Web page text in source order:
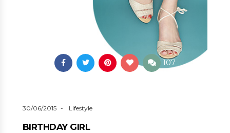
107
30/06/2015 Lifestyle
BIRTHDAY GIRL